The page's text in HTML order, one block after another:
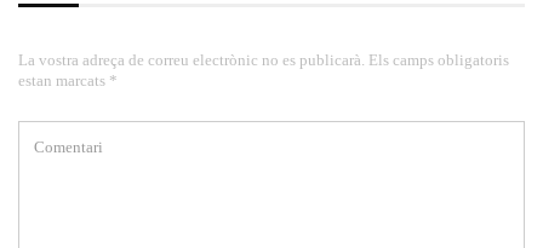
La vostra adreça de correu electrònic no es publicarà. Els camps obligatoris
estan marcats *